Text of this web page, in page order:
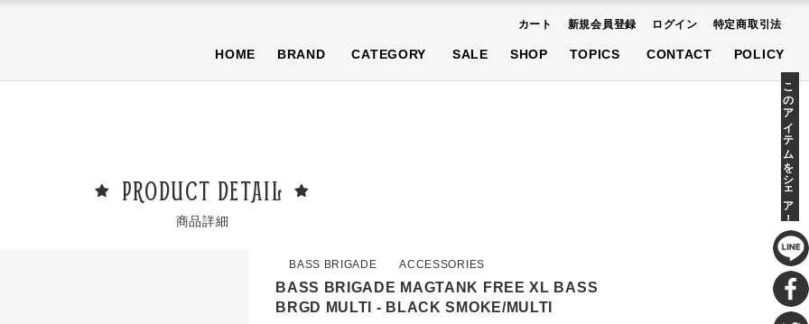
カート 新規会員登録 ログイン 特定商取引法
HOME BRAND CATEGORY SALE SHOP TOPICS CONTACT POLICY
PRODUCT DETAIL
商品詳細
BASS BRIGADE ACCESSORIES
BASS BRIGADE MAGTANK FREE XL BASS
BRGD MULTI - BLACK SMOKE/MULTI
OTHER PURA限定商品 SALE商品 先行予約商品 このアイテムをシェア！